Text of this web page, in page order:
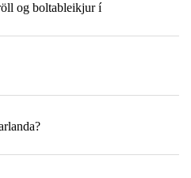
og boltableikjur í